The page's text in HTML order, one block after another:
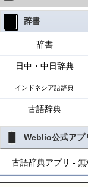
辞書
辞書
日中・中日辞典
インドネシア語辞典
古語辞典
Weblio公式アプ
古語辞典アプリ -